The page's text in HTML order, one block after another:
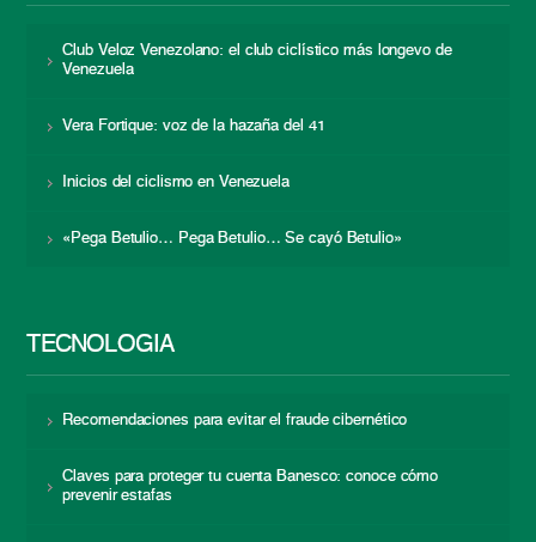
Club Veloz Venezolano: el club ciclístico más longevo de
Venezuela
Vera Fortique: voz de la hazaña del 41
Inicios del ciclismo en Venezuela
«Pega Betulio… Pega Betulio… Se cayó Betulio»
TECNOLOGÍA
Recomendaciones para evitar el fraude cibernético
Claves para proteger tu cuenta Banesco: conoce cómo
prevenir estafas